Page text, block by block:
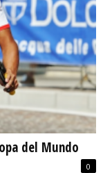
del Mundo
0